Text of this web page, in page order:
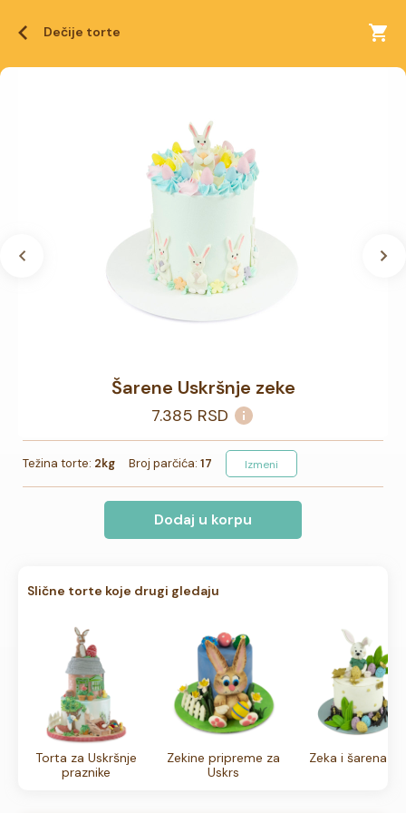
Dečije torte
Šarene Uskršnje zeke
7.385 RSD
Težina torte: 2kg Broj parčića: 17 Izmeni
Dodaj u korpu
Slične torte koje drugi gledaju
Torta za Uskršnje
praznike
Zekine pripreme za
Uskrs
Zeka i šarena